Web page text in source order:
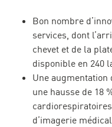
Bon nombre
services, dont
chevet et de la
disponible en 240
Une
une hausse de 18
d’imagerie